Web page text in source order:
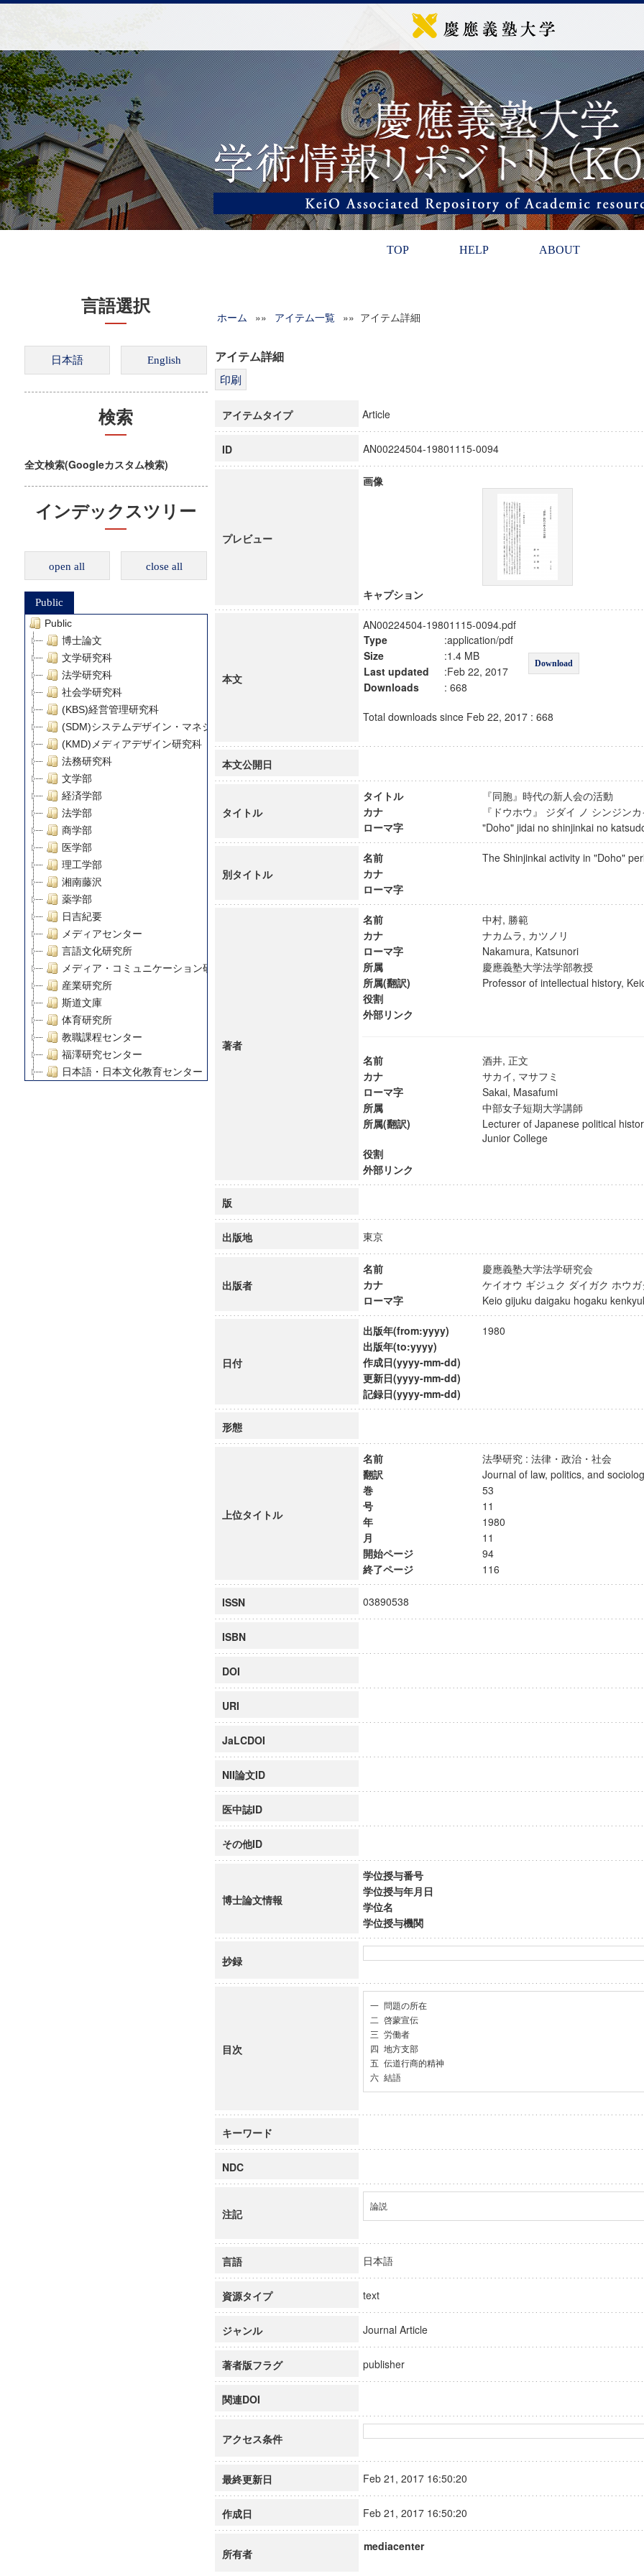
TOP HELP ABOUT
言語選択
検索
全文検索(Googleカスタム検索)
インデックスツリー
open all close all
Public
Public
博士論文
文学研究科
法学研究科
社会学研究科
(KBS)経営管理研究科
(SDM)システムデザイン・マネジメント研究科
(KMD)メディアデザイン研究科
法務研究科
文学部
経済学部
法学部
商学部
医学部
理工学部
湘南藤沢
薬学部
日吉紀要
メディアセンター
言語文化研究所
メディア・コミュニケーション研究所
産業研究所
斯道文庫
体育研究所
教職課程センター
福澤研究センター
日本語・日本文化教育センター
慶應義塾大学グローバルCOEプログラム市民社会ガバナンス教育研究センター
博士課程教育リーディングプログラム「超成熟社会発展のサイエンス」
ホーム »» アイテム一覧 »» アイテム詳細
アイテム詳細
アイテムタイプ Article
ID AN00224504-19801115-0094
プレビュー
画像
キャプション
本文
AN00224504-19801115-0094.pdf
Type
:application/pdf
Download
Size
:1.4 MB
Last updated
:Feb 22, 2017
Downloads
: 668
Total downloads since Feb 22, 2017 : 668
本文公開日
タイトル
タイトル
『同胞』時代の新人会の活動
カナ
『ドウホウ』 ジダイ ノ シンジン
ローマ字
"Doho" jidai no shinjinkai no
別タイトル
名前
The Shinjinkai activity in "Doho"
カナ
ローマ字
著者
名前
中村, 勝範
カナ
ナカムラ, カツノリ
ローマ字
Nakamura, Katsunori
所属
慶應義塾大学法学部教授
所属(翻訳)
Professor of intellectual history,
役割
外部リンク
名前
酒井, 正文
カナ
サカイ, マサフミ
ローマ字
Sakai, Masafumi
所属
中部女子短期大学講師
所属(翻訳)
Lecturer of Japanese political
Junior College
役割
外部リンク
版
出版地 東京
出版者
名前
慶應義塾大学法学研究会
カナ
ケイオウ ギジュク ダイガク ホウ
ローマ字
Keio gijuku daigaku hogaku
日付
出版年(from:yyyy)
1980
出版年(to:yyyy)
作成日(yyyy-mm-dd)
更新日(yyyy-mm-dd)
記録日(yyyy-mm-dd)
形態
上位タイトル
名前
法學研究 : 法律・政治・社会
翻訳
Journal of law, politics, and
巻
53
号
11
年
1980
月
11
開始ページ
94
終了ページ
116
ISSN 03890538
ISBN
DOI
URI
JaLCDOI
NII論文ID
医中誌ID
その他ID
博士論文情報
学位授与番号
学位授与年月日
学位名
学位授与機関
抄録
目次
一 問題の所在
二 啓蒙宣伝
三 労働者
四 地方支部
五 伝道行商的精神
六 結語
キーワード
NDC
注記
論説
言語 日本語
資源タイプ text
ジャンル Journal Article
著者版フラグ publisher
関連DOI
アクセス条件
最終更新日 Feb 21, 2017 16:50:20
作成日 Feb 21, 2017 16:50:20
所有者
mediacenter